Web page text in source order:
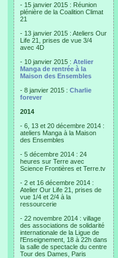
- 15 janvier 2015 : Réunion
plénière de la Coalition Climat
21
- 13 janvier 2015 : Ateliers Our
Life 21, prises de vue 3/4
avec 4D
- 10 janvier 2015 : Atelier
Manga de rentrée à la
Maison des Ensembles
- 8 janvier 2015 : Charlie
forever
2014
- 6, 13 et 20 décembre 2014 :
ateliers Manga à la Maison
des Ensembles
- 5 décembre 2014 : 24
heures sur Terre avec
Science Frontières et Terre.tv
- 2 et 16 décembre 2014 :
Atelier Our Life 21, prises de
vue 1/4 et 2/4 à la
ressourcerie
- 22 novembre 2014 : village
des associations de solidarité
internationale de la Ligue de
l'Enseignement, 18 à 22h dans
la salle de spectacle du centre
Tour des Dames, Paris